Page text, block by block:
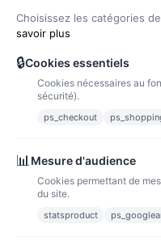
Choisissez les catégories
savoir plus
🔒Cookies essentiels
Cookies nécessaires au
sécurité).
ps_checkout
📊 Mesure d'audience
Cookies permettant de
du site.
statsproduct